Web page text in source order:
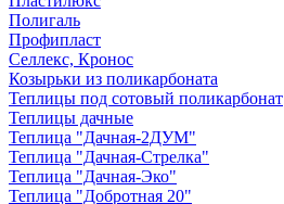
Полигаль
Профипласт
Селлекс, Кронос
Козырьки из поликарбоната
Теплицы под сотовый поликарбонат
Теплицы дачные
Теплица "Дачная-2ДУМ"
Теплица "Дачная-Стрелка"
Теплица "Дачная-Эко"
Теплица "Добротная 20"